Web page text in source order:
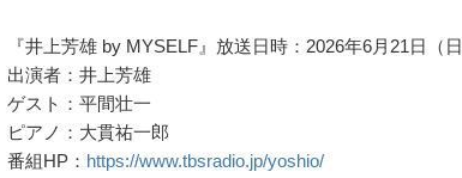
『井上芳雄 by MYSELF』放送日時：2026年6月21日（
出演者：井上芳雄
ゲスト：平間壮一
ピアノ：大貫祐一郎
番組HP： https://www.tbsradio.jp/yoshio/